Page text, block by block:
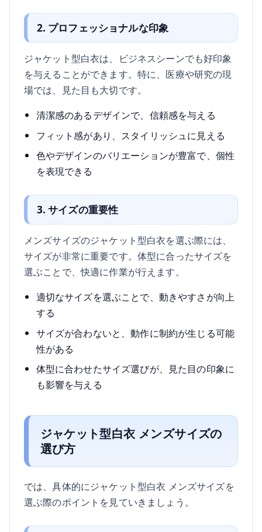
2. プロフェッショナルな印象
ジャケット型白衣は、ビジネスシーンでも好印象
を与えることができます。特に、医療や研究の現
場では、見た目も大切です。
清潔感のあるデザインで、信頼感を与える
フィット感があり、スタイリッシュに見える
色やデザインのバリエーションが豊富で、個性
を表現できる
3. サイズの重要性
メンズサイズのジャケット型白衣を選ぶ際には、
サイズが非常に重要です。体型に合ったサイズを
選ぶことで、快適に作業が行えます。
適切なサイズを選ぶことで、動きやすさが向上
する
サイズが合わないと、動作に制約が生じる可能
性がある
体型に合わせたサイズ選びが、見た目の印象に
も影響を与える
ジャケット型白衣 メンズサイズの
選び方
では、具体的にジャケット型白衣 メンズサイズを
選ぶ際のポイントを見ていきましょう。